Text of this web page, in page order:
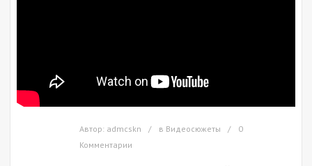
Автор: admcskn в Видеосюжеты
0
Комментарии